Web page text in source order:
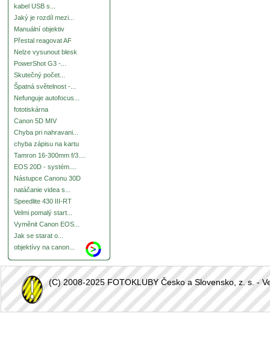
kabel USB s...
Jaký je rozdíl mezi...
Manuální objektiv
Přestal reagovat AF
Nelze vysunout blesk
PowerShot G3 -...
Skutečný počet...
Špatná světelnost -...
Nefunguje autofocus...
fototiskárna
Canon 5D MIV
Chyba pri nahravani...
chyba zápisu na kartu
Tamron 16-300mm f/3....
EOS 20D - systém....
Nástupce Canonu 30D
natáčanie videa s...
Speedlite 430 III-RT
Velmi pomalý start...
Vyměnit Canon EOS...
Jak se starat o...
objektívy na canon...
(C) 2008-2025 FOTOKLUBY Česko a Slovensko, z. s. -